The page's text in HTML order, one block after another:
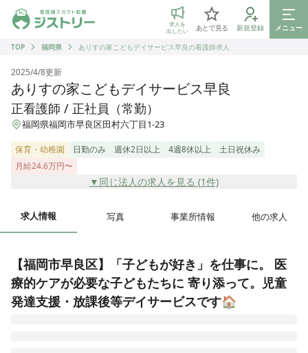
ジストリー 看護師の転職マッチング
求人を
出したい
あとで見る 新規登録
メニュー
TOP
福岡県 ありすの家こどもデイサービス早良の看護師求人
2025/4/8更新
ありすの家こどもデイサービス早良
正看護師 / 正社員（常勤）
福岡県福岡市早良区田村六丁目1-23
保育・幼稚園 日勤のみ 週休2日以上 4週8休以上
土日祝休み
月給24.6万円〜
▼同じ法人の求人を見る (1件)
求人情報 写真 事業所情報 他の求人
【福岡市早良区】「子どもが好き」を仕事に。 医
療的ケアが必要な子どもたちに 寄り添って。児童
発達支援・放課後等デイサービスです🏠